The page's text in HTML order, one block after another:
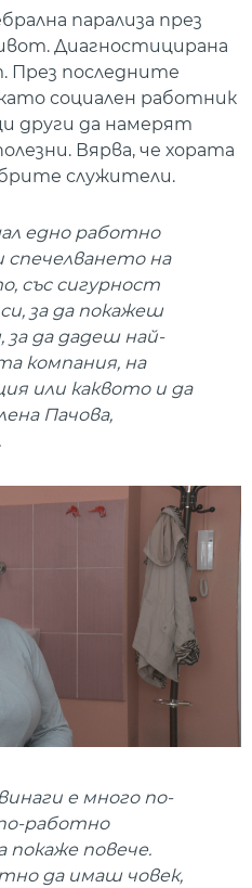
парализа през
Диагностицирана
През последните
социален работник
други да намерят
Вярва, че хората
служители.
едно работно
спечелването на
със сигурност
за да покажеш
да дадеш най-
компания, на
или каквото и да
Пачова,
е много по-
работно
покаже повече.
да имаш човек,